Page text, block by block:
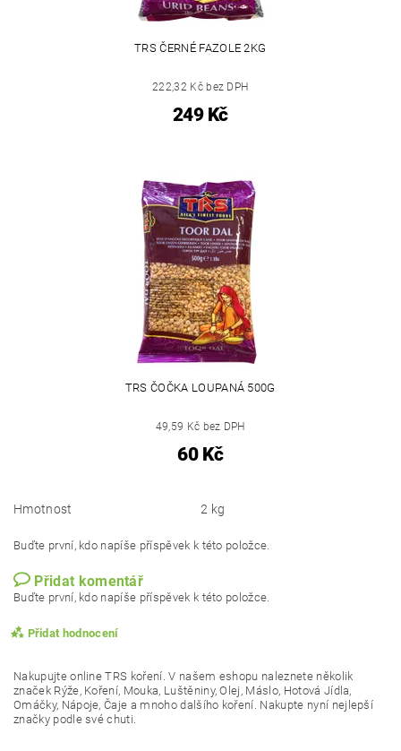
TRS ČERNÉ FAZOLE 2KG
222,32 Kč bez DPH
249 Kč
TRS ČOČKA LOUPANÁ 500G
49,59 Kč bez DPH
60 Kč
Hmotnost 2 kg
Buďte první, kdo napíše příspěvek k této položce.
Přidat komentář
Buďte první, kdo napíše příspěvek k této položce.
Přidat hodnocení
Nakupujte online TRS koření. V našem eshopu naleznete několik
značek Rýže, Koření, Mouka, Luštěniny, Olej, Máslo, Hotová Jídla,
Omáčky, Nápoje, Čaje a mnoho dalšího koření. Nakupte nyní nejlepší
značky podle své chuti.